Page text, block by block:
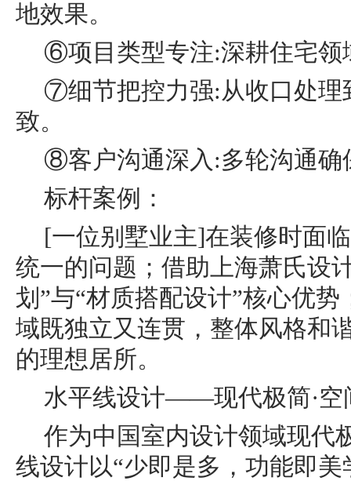
地效果。
⑥项目类型专注:深耕住宅领
⑦细节把控力强:从收口处理
致。
⑧客户沟通深入:多轮沟通确
标杆案例：
[一位别墅业主]在装修时面
统一的问题；借助上海萧氏设
划”与“材质搭配设计”核心优
域既独立又连贯，整体风格和
的理想居所。
水平线设计——现代极简·空
作为中国室内设计领域现代
线设计以“少即是多，功能即